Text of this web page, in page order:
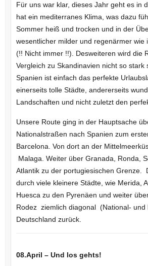
Für uns war klar, dieses Jahr geht es in
hat ein mediterranes Klima, was dazu
Sommer heiß und trocken und in der
wesentlicher milder und regenärmer wie
(!! Nicht immer !!). Desweiteren wird die
Vergleich zu Skandinavien nicht so stark
Spanien ist einfach das perfekte
einerseits tolle Städte, andererseits
Landschaften und nicht zuletzt den
Unsere Route ging in der Hauptsache
Nationalstraßen nach Spanien zum
Barcelona. Von dort an der
Malaga. Weiter über Granada, Ronda,
Atlantik zu der portugiesischen Grenze.
durch viele kleinere Städte, wie Merida,
Huesca zu den Pyrenäen und weiter
Rodez ziemlich diagonal (National- und
Deutschland zurück.
08.April – Und los gehts!